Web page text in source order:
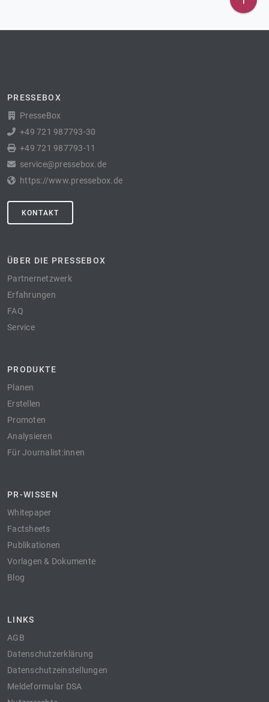
PRESSEBOX
PresseBox
+49 721 987793-30
+49 721 987793-11
service@pressebox.de
https://www.pressebox.de
KONTAKT
ÜBER DIE PRESSEBOX
Partnernetzwerk
Erfahrungen
FAQ
Service
PRODUKTE
Planen
Erstellen
Promoten
Analysieren
Für Journalist:innen
PR-WISSEN
Whitepaper
Factsheets
Publikationen
Vorlagen & Dokumente
Blog
LINKS
AGB
Datenschutzerklärung
Datenschutzeinstellungen
Meldeformular DSA